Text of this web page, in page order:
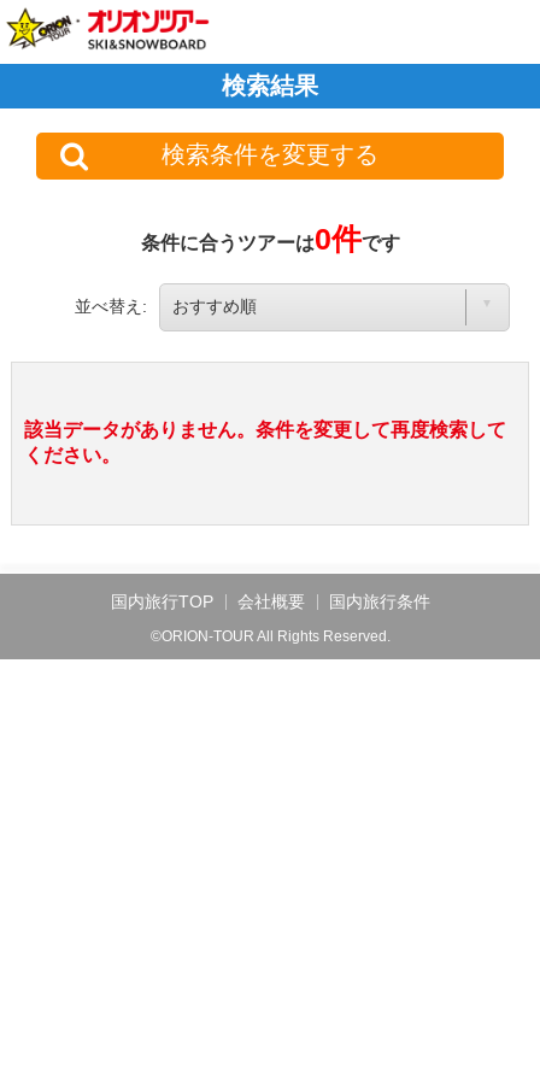
検索結果
検索条件を変更する
条件に合うツアーは0件です
並べ替え:
該当データがありません。条件を変更して再度検索して
ください。
国内旅行TOP 会社概要 国内旅行条件
©ORION-TOUR All Rights Reserved.